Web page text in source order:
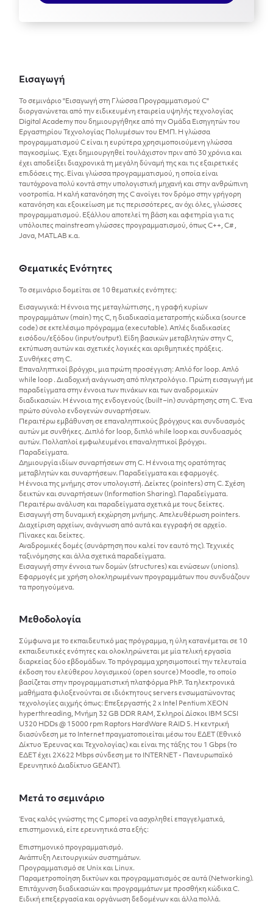
Εισαγωγή
Το σεμινάριο "Εισαγωγή στη Γλώσσα Προγραμματισμού C"
διοργανώνεται από την ειδικευμένη εταιρεία υψηλής τεχνολογίας
Digital Academy που δημιουργήθηκε από την Ομάδα Εισηγητών του
Εργαστηρίου Τεχνολογίας Πολυμέσων του ΕΜΠ. Η γλώσσα
προγραμματισμού C είναι η ευρύτερα χρησιμοποιούμενη γλώσσα
παγκοσμίως. Έχει δημιουργηθεί τουλάχιστον πριν από 30 χρόνια και
έχει αποδείξει διαχρονικά τη μεγάλη δύναμή της και τις εξαιρετικές
επιδόσεις της. Είναι γλώσσα προγραμματισμού, η οποία είναι
ταυτόχρονα πολύ κοντά στην υπολογιστική μηχανή και στην ανθρώπινη
νοοτροπία. Η καλή κατανόηση της C ανοίγει τον δρόμο στην γρήγορη
κατανόηση και εξοικείωση με τις περισσότερες, αν όχι όλες, γλώσσες
προγραμματισμού. Εξάλλου αποτελεί τη βάση και αφετηρία για τις
υπόλοιπες mainstream γλώσσες προγραμματισμού, όπως C++, C# ,
Java, MATLAB κ.α.
Θεματικές Ενότητες
Το σεμινάριο δομείται σε 10 θεματικές ενότητες:
Εισαγωγικά: Η έννοια της μεταγλώττισης , η γραφή κυρίων
προγραμμάτων (main) της C, η διαδικασία μετατροπής κώδικα (source
code) σε εκτελέσιμο πρόγραμμα (executable). Απλές διαδικασίες
εισόδου/εξόδου (input/output). Είδη βασικών μεταβλητών στην C,
εκτύπωση αυτών και σχετικές λογικές και αριθμητικές πράξεις.
Συνθήκες στη C.
Επαναληπτικοί βρόγχοι, μια πρώτη προσέγγιση: Απλό for loop. Απλό
while loop . Διαδοχική ανάγνωση από πληκτρολόγιο. Πρώτη εισαγωγή με
παραδείγματα στην έννοια των πινάκων και των αναδρομικών
διαδικασιών. Η έννοια της ενδογενούς (built –in) συνάρτησης στη C. Ένα
πρώτο σύνολο ενδογενών συναρτήσεων.
Περαιτέρω εμβάθυνση σε επαναληπτικούς βρόγχους και συνδυασμός
αυτών με συνθήκες. Διπλό for loop, διπλό while loop και συνδυασμός
αυτών. Πολλαπλοί εμφωλευμένοι επαναληπτικοί βρόγχοι.
Παραδείγματα.
Δημιουργία ιδίων συναρτήσεων στη C. Η έννοια της ορατότητας
μεταβλητών και συναρτήσεων. Παραδείγματα και εφαρμογές.
H έννοια της μνήμης στον υπολογιστή. Δείκτες (pointers) στη C. Σχέση
δεικτών και συναρτήσεων (Information Sharing). Παραδείγματα.
Περαιτέρω ανάλυση και παραδείγματα σχετικά με τους δείκτες.
Εισαγωγή στη δυναμική εκχώρηση μνήμης. Απελευθέρωση pointers.
Διαχείριση αρχείων, ανάγνωση από αυτά και εγγραφή σε αρχείο.
Πίνακες και δείκτες.
Αναδρομικές δομές (συνάρτηση που καλεί τον εαυτό της). Τεχνικές
ταξινόμησης και άλλα σχετικά παραδείγματα.
Εισαγωγή στην έννοια των δομών (structures) και ενώσεων (unions).
Εφαρμογές με χρήση ολοκληρωμένων προγραμμάτων που συνδυάζουν
τα προηγούμενα.
Μεθοδολογία
Σύμφωνα με το εκπαιδευτικό μας πρόγραμμα, η ύλη κατανέμεται σε 10
εκπαιδευτικές ενότητες και ολοκληρώνεται με μία τελική εργασία
διαρκείας δύο εβδομάδων. Το πρόγραμμα χρησιμοποιεί την τελευταία
έκδοση του ελεύθερου λογισμικού (open source) Moodle, το οποίο
βασίζεται στην προγραμματιστική πλατφόρμα PhP. Τα ηλεκτρονικά
μαθήματα φιλοξενούνται σε ιδιόκτητους servers ενσωματώνοντας
τεχνολογίες αιχμής όπως: Επεξεργαστής 2 x Intel Pentium XEON
hyperthreading, Μνήμη 32 GB DDR RAM, Σκληροί Δίσκοι IBM SCSI
U320 HDDs @ 15000 rpm Raptors HardWare RAID 5. Η κεντρική
διασύνδεση με το Internet πραγματοποιείται μέσω του ΕΔΕΤ (Εθνικό
Δίκτυο Έρευνας και Τεχνολογίας) και είναι της τάξης του 1 Gbps (το
ΕΔΕΤ έχει 2Χ622 Mbps σύνδεση με το INTERNET - Πανευρωπαϊκό
Ερευνητικό Διαδίκτυο GEANT).
Μετά το σεμινάριο
Ένας καλός γνώστης της C μπορεί να ασχοληθεί επαγγελματικά,
επιστημονικά, είτε ερευνητικά στα εξής:
Επιστημονικό προγραμματισμό.
Ανάπτυξη Λειτουργικών συστημάτων.
Προγραμματισμό σε Unix και Linux.
Παραμετροποίηση δικτύων και προγραμματισμός σε αυτά (Networking).
Επιτάχυνση διαδικασιών και προγραμμάτων με προσθήκη κώδικα C.
Ειδική επεξεργασία και οργάνωση δεδομένων και άλλα πολλά.